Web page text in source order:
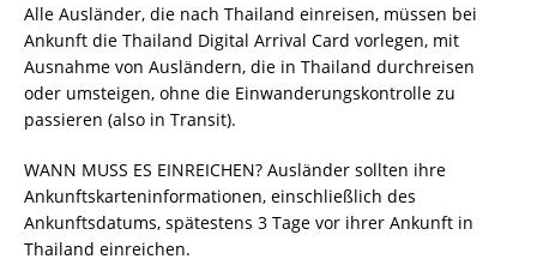
Alle Ausländer, die nach Thailand einreisen, müssen bei
Ankunft die Thailand Digital Arrival Card vorlegen, mit
Ausnahme von Ausländern, die in Thailand durchreisen
oder umsteigen, ohne die Einwanderungskontrolle zu
passieren (also in Transit).
WANN MUSS ES EINREICHEN? Ausländer sollten ihre
Ankunftskarteninformationen, einschließlich des
Ankunftsdatums, spätestens 3 Tage vor ihrer Ankunft in
Thailand einreichen.